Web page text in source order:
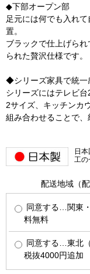
◆下部オープン部
足元には何でも入れ
置。
ブラックで仕上げら
られた贅沢仕様です。
◆シリーズ家具で統一
シリーズにはテレビ
2サイズ、キッチンカ
組み合わせることで、
日
工の
配送地域（
同意する…関東
料無料
同意する…東北
税抜4000円追加